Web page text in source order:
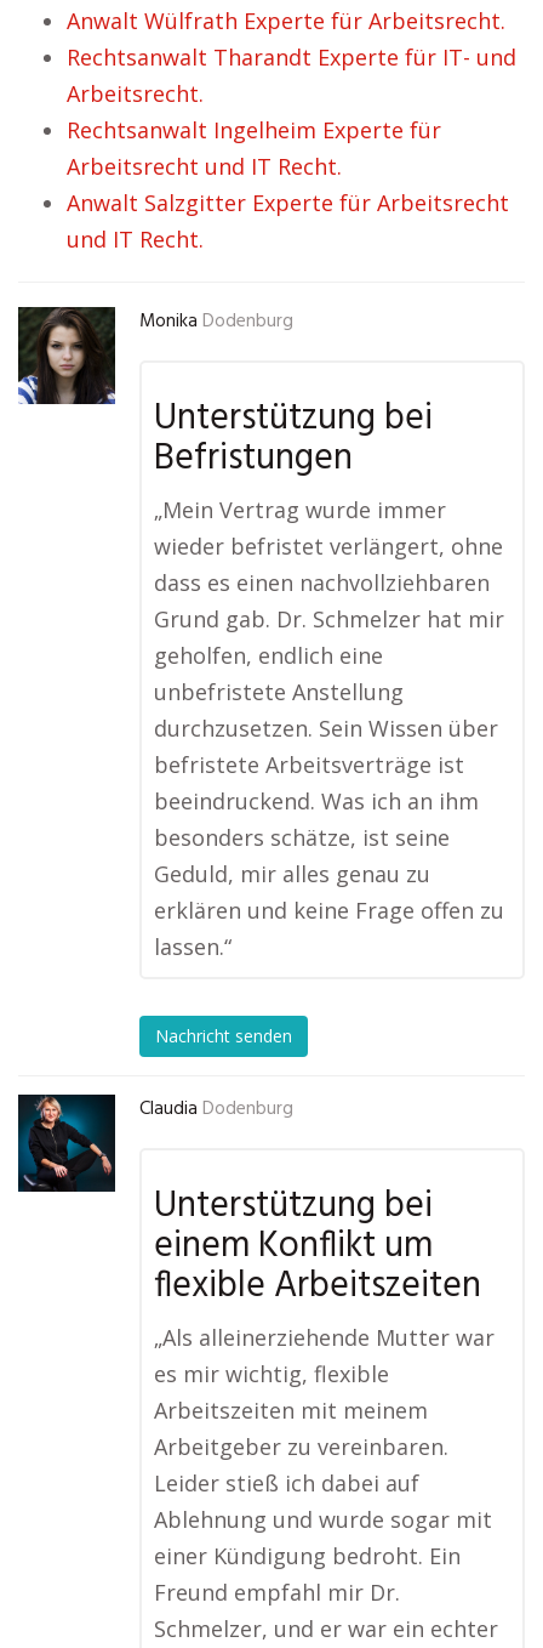
Anwalt Wülfrath Experte für Arbeitsrecht.
Rechtsanwalt Tharandt Experte für IT- und
Arbeitsrecht.
Rechtsanwalt Ingelheim Experte für
Arbeitsrecht und IT Recht.
Anwalt Salzgitter Experte für Arbeitsrecht
und IT Recht.
Monika Dodenburg
Unterstützung bei
Befristungen
„Mein Vertrag wurde immer
wieder befristet verlängert, ohne
dass es einen nachvollziehbaren
Grund gab. Dr. Schmelzer hat mir
geholfen, endlich eine
unbefristete Anstellung
durchzusetzen. Sein Wissen über
befristete Arbeitsverträge ist
beeindruckend. Was ich an ihm
besonders schätze, ist seine
Geduld, mir alles genau zu
erklären und keine Frage offen zu
lassen.“
Nachricht senden
Claudia Dodenburg
Unterstützung bei
einem Konflikt um
flexible Arbeitszeiten
„Als alleinerziehende Mutter war
es mir wichtig, flexible
Arbeitszeiten mit meinem
Arbeitgeber zu vereinbaren.
Leider stieß ich dabei auf
Ablehnung und wurde sogar mit
einer Kündigung bedroht. Ein
Freund empfahl mir Dr.
Schmelzer, und er war ein echter